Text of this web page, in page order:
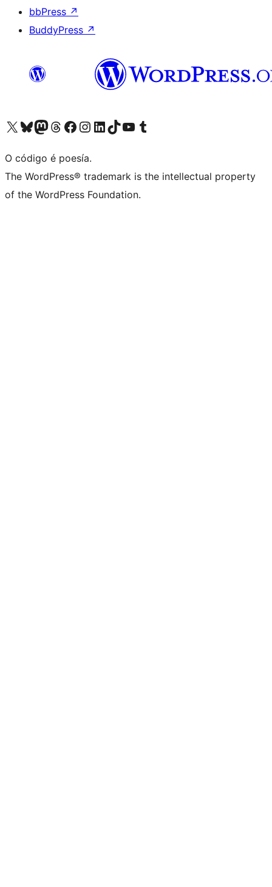
bbPress ↗
BuddyPress ↗
Visita la cuenta de X (anteriormente Twitter)
Visita a nosa conta de Bluesky
Visita a nosa conta de Mastodon
Visita a nosa conta de Threads
Visita a nosa páxina de Facebook
Visita a nosa conta de Instagram
Visita a nosa conta de LinkedIn
Visita a nosa conta de TikTok
Visita a nosa canle de YouTube
Visita a nosa conta de Tumblr
O código é poesía.
The WordPress® trademark is the intellectual property
of the WordPress Foundation.